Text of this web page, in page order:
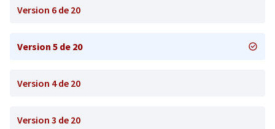
Version 6 de 20
Version 5 de 20
Version 4 de 20
Version 3 de 20